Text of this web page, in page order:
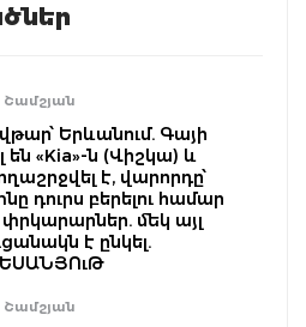
Շամշյան
Երևանում. Գայի
«Kia»-ն (Վիշկա) և
է, վարորդը՝
դուրս բերելու համար
մեկ այլ
է ընկել.
Շամշյան